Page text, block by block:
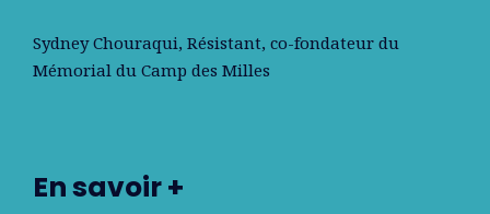
Sydney Chouraqui, Résistant, co-fondateur du
Mémorial du Camp des Milles
En savoir +